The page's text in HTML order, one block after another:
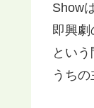
Show
即興
とい
うち